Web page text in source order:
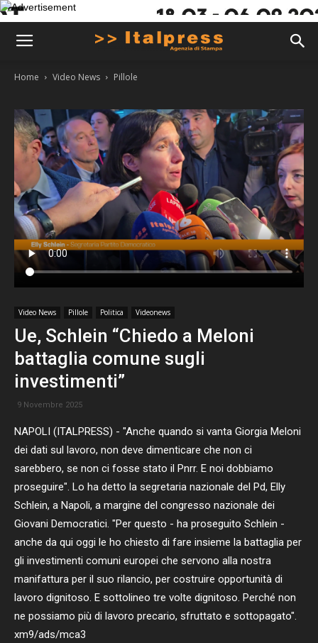
Home Video News Pillole
Video News Pillole Politica Videonews
Ue, Schlein “Chiedo a Meloni
battaglia comune sugli
investimenti”
9 Novembre 2025
NAPOLI (ITALPRESS) - "Anche quando si vanta Giorgia Meloni
dei dati sul lavoro, non deve dimenticare che non ci
sarebbero, se non ci fosse stato il Pnrr. E noi dobbiamo
proseguire". Lo ha detto la segretaria nazionale del Pd, Elly
Schlein, a Napoli, a margine del congresso nazionale dei
Giovani Democratici. "Per questo - ha proseguito Schlein -
anche da qui oggi le ho chiesto di fare insieme la battaglia per
gli investimenti comuni europei che servono alla nostra
manifattura per il suo rilancio, per costruire opportunità di
lavoro dignitoso. E sottolineo tre volte dignitoso. Perché non
ne possiamo più di lavoro precario, sfruttato e sottopagato".
xm9/ads/mca3